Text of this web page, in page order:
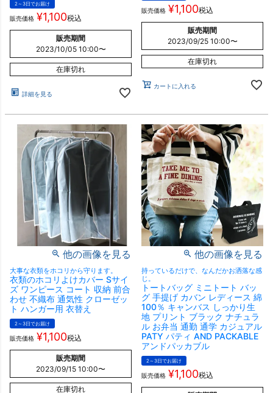
2～3日でお届け
販売価格 ¥1,100税込
販売期間
2023/10/05 10:00〜
在庫切れ
詳細を見る
販売価格 ¥1,100税込
販売期間
2023/09/25 10:00〜
在庫切れ
カートに入れる
他の画像を見る
大事な衣類をホコリから守ります。
衣類のホコリよけカバー Sサイ
ズ ワンピース コート 収納 前合
わせ 不織布 通気性 クローゼッ
ト ハンガー用 衣替え
2～3日でお届け
販売価格 ¥1,100税込
販売期間
2023/09/15 10:00〜
在庫切れ
他の画像を見る
持っているだけで、なんだかお洒落な感
じ。
トートバッグ ミニトート バッ
グ 手提げ カバン レディース 綿
100％ キャンバス しっかり生
地 プリント ブラック ナチュラ
ル お弁当 通勤 通学 カジュアル
PATY パティ AND PACKABLE
アンドパッカブル
2～3日でお届け
販売価格 ¥1,100税込